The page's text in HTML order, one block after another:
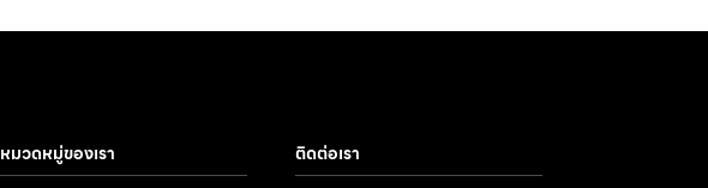
หมวดหมู่ของเรา
ติดต่อเรา